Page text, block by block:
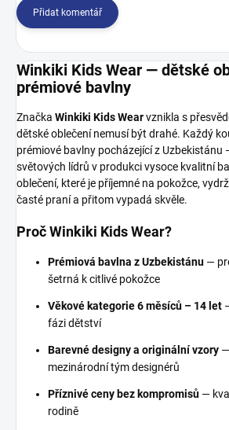
Přidat komentář
Winkiki Kids Wear — dětské
prémiové bavlny
Značka Winkiki Kids Wearvznikla s
dětské oblečení nemusí být drahé. Každý
prémiové bavlny pocházející z Uzbekistánu
světových lídrů v produkci vysoce kvalitní
oblečení, které je příjemné na pokožce,
časté praní a přitom vypadá skvěle.
Proč Winkiki Kids Wear?
Prémiová bavlna z Uzbekistánu —
šetrná k citlivé pokožce
Věkové kategorie 6 měsíců – 14 let
fázi dětství
Barevné designy a originální vzory
mezinárodní tým designérů
Příznivé ceny bez kompromisů —
rodině